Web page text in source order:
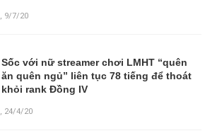
, 9/7/20
Sốc với nữ streamer chơi LMHT “quên
ăn quên ngủ” liên tục 78 tiếng để thoát
khỏi rank Đồng IV
, 24/4/20